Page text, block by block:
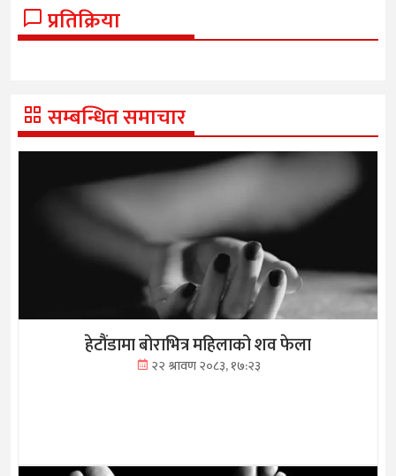
प्रतिक्रिया
सम्बन्धित समाचार
हेटौंडामा बोराभित्र महिलाको शव फेला
२२ श्रावण २०८३, १७:२३